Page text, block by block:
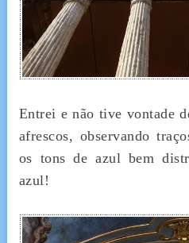
Entrei e não tive vontade
afrescos, observando
os tons de azul bem
azul!